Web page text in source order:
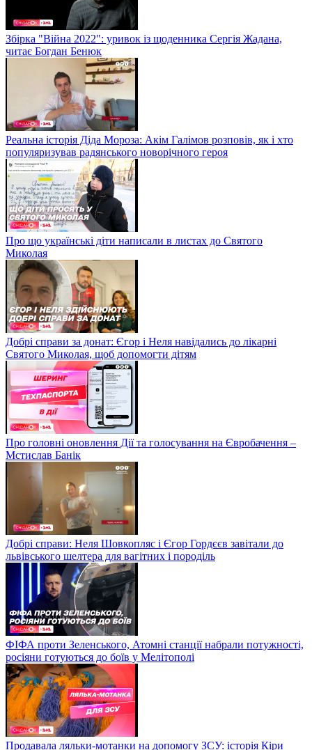
Збірка "Війна 2022": уривок із щоденника Сергія Жадана,
читає Богдан Бенюк
Реальна історія Діда Мороза: Акім Галімов розповів, як і хто
популяризував радянського новорічного героя
Про що українські діти написали в листах до Святого
Миколая
Добрі справи за донат: Єгор і Неля навідались до лікарні
Святого Миколая, щоб допомогти дітям
Про головні оновлення Дії та голосування на Євробачення –
Мстислав Банік
Добрі справи: Неля Шовкопляс і Єгор Гордєєв завітали до
львівського шелтера для вагітних і породіль
ФІФА проти Зеленського, Атомні станції набрали потужності,
росіяни готуються до боїв у Мелітополі
Продавала ляльки-мотанки на допомогу ЗСУ: історія Кіри